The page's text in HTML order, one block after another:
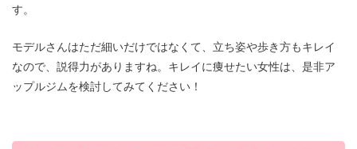
す。
モデルさんはただ細いだけではなくて、立ち姿や歩き方もキレイ
なので、説得力がありますね。キレイに痩せたい女性は、是非ア
ップルジムを検討してみてください！